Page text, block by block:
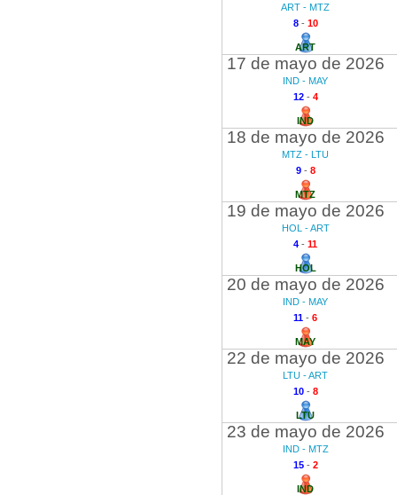
ART - MTZ
8- 10
ART
17 de mayo de 2026
IND - MAY
12- 4
IND
18 de mayo de 2026
MTZ - LTU
9- 8
MTZ
19 de mayo de 2026
HOL - ART
4 - 11
HOL
20 de mayo de 2026
IND - MAY
11 - 6
MAY
22 de mayo de 2026
LTU - ART
10- 8
LTU
23 de mayo de 2026
IND - MTZ
15- 2
IND